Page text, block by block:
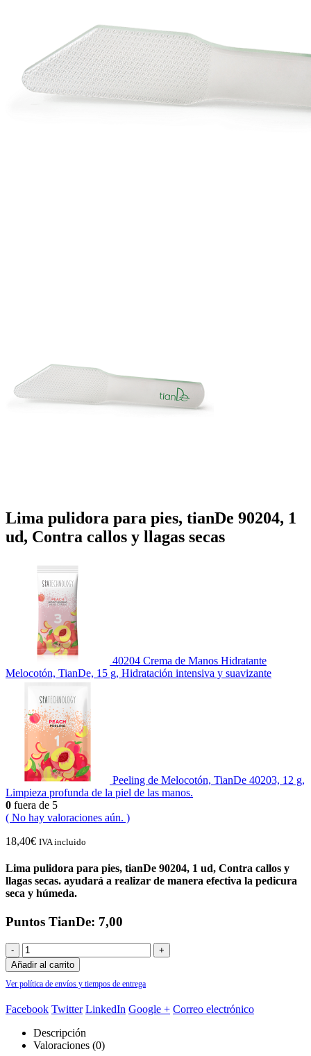
Lima pulidora para pies, tianDe 90204, 1
ud, Contra callos y llagas secas
40204 Crema de Manos Hidratante
Melocotón, TianDe, 15 g, Hidratación intensiva y suavizante
Peeling de Melocotón, TianDe 40203, 12 g,
Limpieza profunda de la piel de las manos.
0 fuera de 5
( No hay valoraciones aún. )
18,40€ IVA incluido
Lima pulidora para pies, tianDe 90204, 1 ud, Contra callos y
llagas secas. ayudará a realizar de manera efectiva la pedicura
seca y húmeda.
Puntos TianDe: 7,00
-
+
Añadir al carrito
Ver política de envíos y tiempos de entrega
Facebook Twitter LinkedIn Google + Correo electrónico
Descripción
Valoraciones (0)